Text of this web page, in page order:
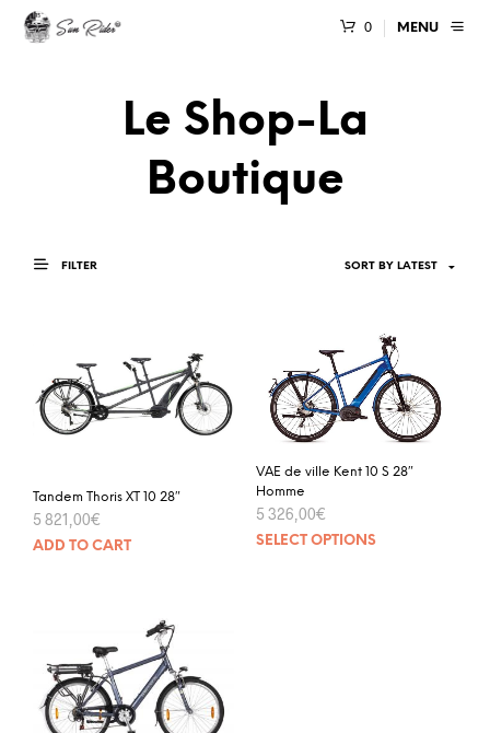
0 MENU
Le Shop-La
Boutique
FILTER
Tandem Thoris XT 10 28″
5 821,00€
ADD TO CART
VAE de ville Kent 10 S 28″
Homme
5 326,00€
SELECT OPTIONS